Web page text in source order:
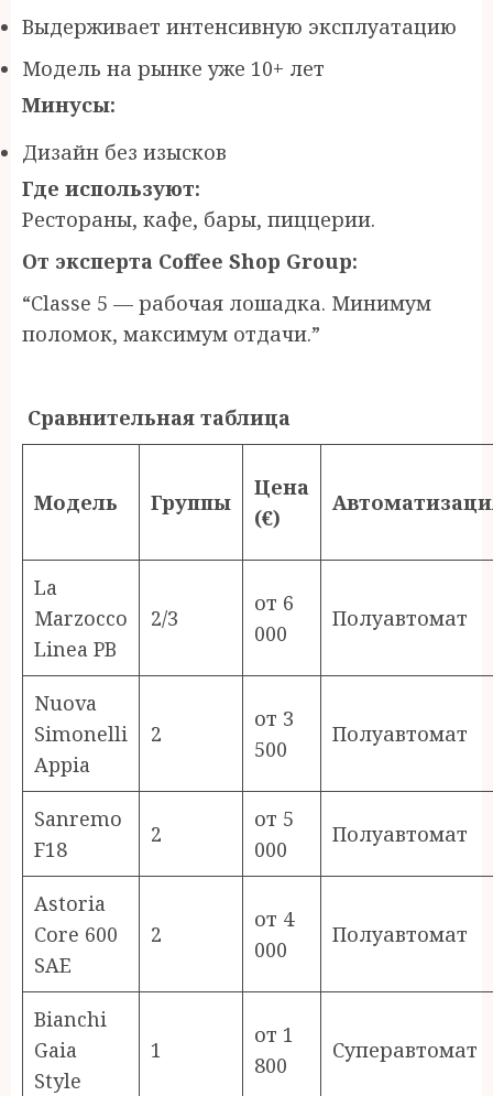
Выдерживает интенсивную эксплуатацию
Модель на рынке уже 10+ лет
Минусы:
Дизайн без изысков
Где используют:
Рестораны, кафе, бары, пиццерии.
От эксперта Coffee Shop Group:
“Classe 5 — рабочая лошадка. Минимум
поломок, максимум отдачи.”
Сравнительная таблица
Модель Группы
Цена
(€)
La
Marzocco
Linea PB
2/3
от 6
000
Полуавтомат
Nuova
Simonelli
Appia
2
от 3
500
Полуавтомат
Sanremo
F18
2
от 5
000
Полуавтомат
Astoria
Core 600
SAE
2
от 4
000
Полуавтомат
Bianchi
Gaia
Style
1
от 1
800
Суперавтомат